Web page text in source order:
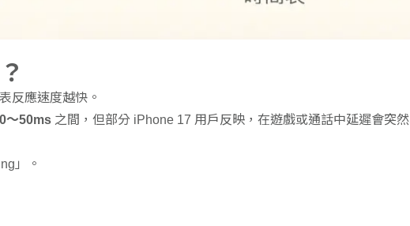
反應速度越快。
～50ms 之間，但部分 iPhone 17 用戶反映，在遊戲或通話中延遲會突
」。